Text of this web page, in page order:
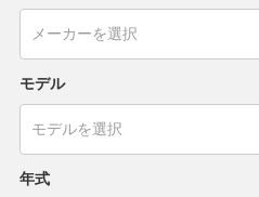
モデル
年式